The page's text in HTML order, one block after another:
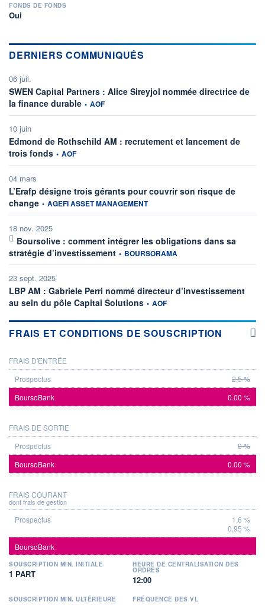
FONDS DE FONDS
Oui
DERNIERS COMMUNIQUÉS
06 juil.
SWEN Capital Partners : Alice Sireyjol nommée directrice de
la finance durable information fournie par
• AOF
10 juin
Edmond de Rothschild AM : recrutement et lancement de
trois fonds information fournie par
• AOF
04 mars
L’Erafp désigne trois gérants pour couvrir son risque de
change information fournie par
• AGEFI ASSET MANAGEMENT
18 nov. 2025
Boursolive : comment intégrer les obligations dans sa
stratégie d’investissementinformation fournie par
• BOURSORAMA
23 sept. 2025
LBP AM : Gabriele Perri nommé directeur d’investissement
au sein du pôle Capital Solutions information fournie par
• AOF
FRAIS ET CONDITIONS DE SOUSCRIPTION
PROSPECTUS
FRAIS D'ENTRÉE
2,5 %
0.00 %
FRAIS DE SORTIE
0 %
0.00 %
FRAIS COURANT
dont frais de gestion
1,6 %
0,95 %
SOUSCRIPTION MIN. INITIALE
1 PART
HEURE DE CENTRALISATION DES
ORDRES
12:00
SOUSCRIPTION MIN. ULTÉRIEURE FRÉQUENCE DES VL